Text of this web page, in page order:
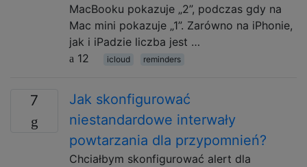
MacBooku pokazuje „2”, podczas gdy na
Mac mini pokazuje „1”. Zarówno na iPhonie,
jak i iPadzie liczba jest …
12
icloud reminders
7
Jak skonfigurować
niestandardowe interwały
powtarzania dla przypomnień?
Chciałbym skonfigurować alert dla